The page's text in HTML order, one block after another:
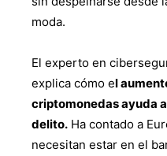
moda.
El experto en
explica cómo el
criptomonedas ayuda
delito. Ha contado a
necesitan estar en el